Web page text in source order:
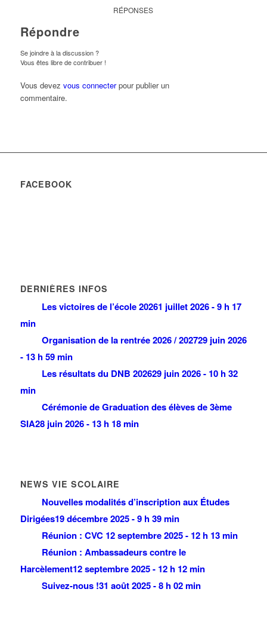
RÉPONSES
Répondre
Se joindre à la discussion ?
Vous êtes libre de contribuer !
Vous devez vous connecterpour publier un
commentaire.
FACEBOOK
DERNIÈRES INFOS
Les victoires de l’école 20261 juillet 2026 - 9 h 17
min
Organisation de la rentrée 2026 / 202729 juin 2026
- 13 h 59 min
Les résultats du DNB 202629 juin 2026 - 10 h 32
min
Cérémonie de Graduation des élèves de 3ème
SIA28 juin 2026 - 13 h 18 min
NEWS VIE SCOLAIRE
Nouvelles modalités d’inscription aux Études
Dirigées19 décembre 2025 - 9 h 39 min
Réunion : CVC 12 septembre 2025 - 12 h 13 min
Réunion : Ambassadeurs contre le
Harcèlement12 septembre 2025 - 12 h 12 min
Suivez-nous !31 août 2025 - 8 h 02 min